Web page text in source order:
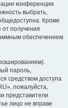
конференции
выбрать,
Кроме
от получения
обеспечением
пароль,
средством доступа
пожалуйста,
представители
лицо не вправе